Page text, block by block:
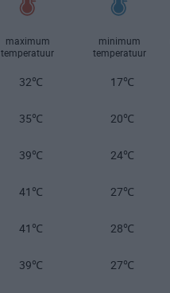
maximum
temperatuur
minimum
temperatuur
32℃ 17℃
35℃ 20℃
39℃ 24℃
41℃ 27℃
41℃ 28℃
39℃ 27℃